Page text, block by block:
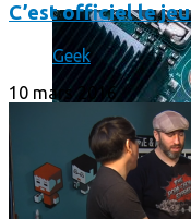
C’est officiel le
Geek
10 mars 2016